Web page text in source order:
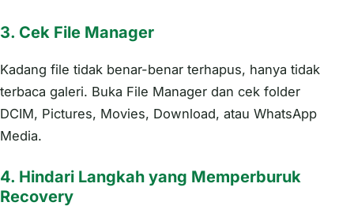
3. Cek File Manager
Kadang file tidak benar-benar terhapus, hanya tidak
terbaca galeri. Buka File Manager dan cek folder
DCIM, Pictures, Movies, Download, atau WhatsApp
Media.
4. Hindari Langkah yang Memperburuk
Recovery